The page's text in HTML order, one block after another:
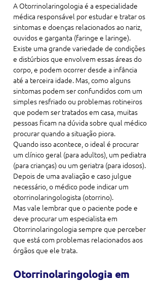
A Otorrinolaringologia é a especialidade
médica responsável por estudar e tratar os
sintomas e doenças relacionados ao nariz,
ouvidos e garganta (faringe e laringe).
Existe uma grande variedade de condições
e distúrbios que envolvem essas áreas do
corpo, e podem ocorrer desde a infância
até a terceira idade. Mas, como alguns
sintomas podem ser confundidos com um
simples resfriado ou problemas rotineiros
que podem ser tratados em casa, muitas
pessoas ficam na dúvida sobre qual médico
procurar quando a situação piora.
Quando isso acontece, o ideal é procurar
um clínico geral (para adultos), um pediatra
(para crianças) ou um geriatra (para idosos).
Depois de uma avaliação e caso julgue
necessário, o médico pode indicar um
otorrinolaringologista (otorrino).
Mas vale lembrar que o paciente pode e
deve procurar um especialista em
Otorrinolaringologia sempre que perceber
que está com problemas relacionados aos
órgãos que ele trata.
Otorrinolaringologia em